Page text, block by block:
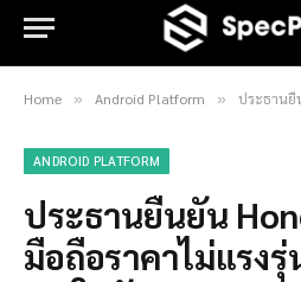
Home » Android Platform » ประธานยืนยัน
ANDROID PLATFORM
ประธานยืนยัน
มือถือราคาไม่แรง